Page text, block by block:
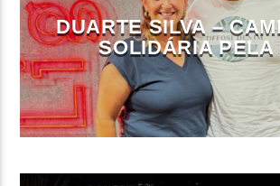
DUARTE SILVA –
SOLIDÁRIA PELA